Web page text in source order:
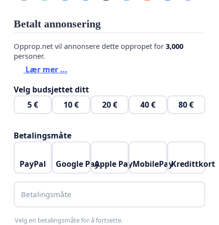
Betalt annonsering
Opprop.net vil annonsere dette oppropet for 3,000
personer.
Lær mer ...
Velg budsjettet ditt
5 €
10 € 20 € 40 € 80 €
Betalingsmåte
PayPal Google PayApple PayMobilePayKredittkort
Betalingsmåte
Velg en betalingsmåte for å fortsette.